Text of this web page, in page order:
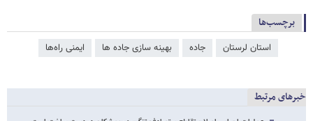
برچسب‌ها
استان لرستان جاده بهینه سازی جاده ها ایمنی راه‌ها
خبرهای مرتبط